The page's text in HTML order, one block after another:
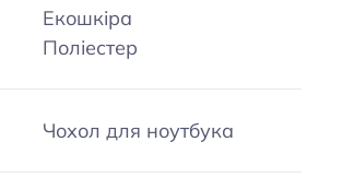
Екошкіра
Поліестер
Чохол для ноутбука